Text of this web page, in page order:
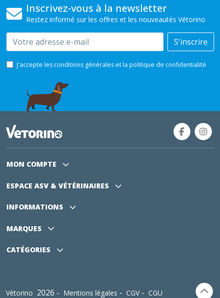
Inscrivez-vous à la newsletter
Restez informé sur les offres et les nouveautés Vétorino
Email S'inscrire
J'accepte les conditions générales et la politique de confidentialité
MON COMPTE
ESPACE ASV & VÉTÉRINAIRES
INFORMATIONS
MARQUES
CATÉGORIES
Vétorino 2026 - Mentions légales - CGV- CGU